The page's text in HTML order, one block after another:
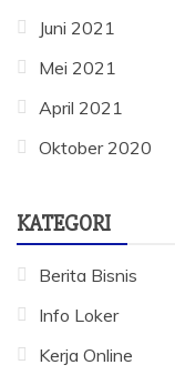
Juni 2021
Mei 2021
April 2021
Oktober 2020
KATEGORI
Berita Bisnis
Info Loker
Kerja Online